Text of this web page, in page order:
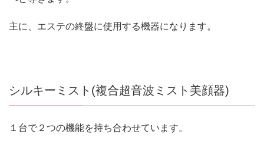
主に、エステの終盤に使用する機器になります。
シルキーミスト(複合超音波ミスト美顔器)
１台で２つの機能を持ち合わせています。